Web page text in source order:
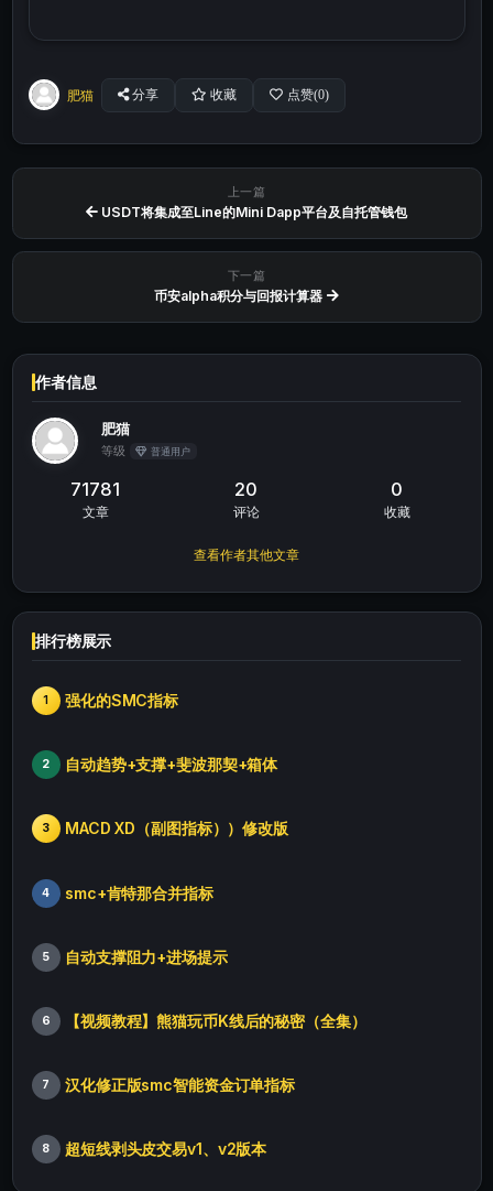
肥猫 分享 收藏 点赞(0)
上一篇
USDT将集成至Line的Mini Dapp平台及自托管钱包
下一篇
币安alpha积分与回报计算器
作者信息
肥猫
等级 普通用户
71781
文章
20
评论
0
收藏
查看作者其他文章
排行榜展示
1 强化的SMC指标
2 自动趋势+支撑+斐波那契+箱体
3 MACD XD（副图指标））修改版
4 smc+肯特那合并指标
5 自动支撑阻力+进场提示
6 【视频教程】熊猫玩币K线后的秘密（全集）
7 汉化修正版smc智能资金订单指标
8 超短线剥头皮交易v1、v2版本